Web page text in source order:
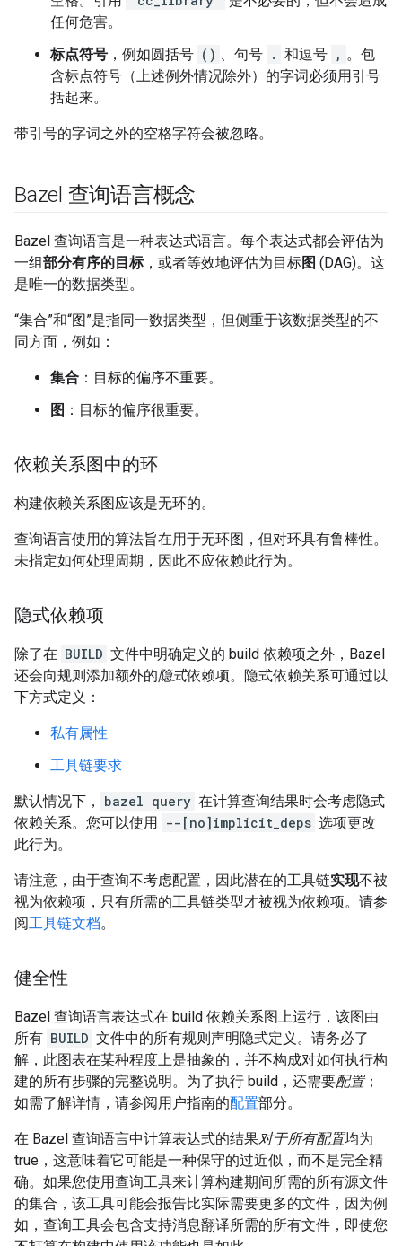
任何危害。
标点符号 ，例如圆括号 () 、句号 . 和逗号 , 。包
含标点符号（上述例外情况除外）的字词必须用引号
括起来。
带引号的字词之外的空格字符会被忽略。
Bazel 查询语言概念
Bazel 查询语言是一种表达式语言。每个表达式都会评估为
一组部分有序的目标，或者等效地评估为目标图 (DAG)。这
是唯一的数据类型。
“集合”和“图”是指同一数据类型，但侧重于该数据类型的不
同方面，例如：
集合 ：目标的偏序不重要。
图 ：目标的偏序很重要。
依赖关系图中的环
构建依赖关系图应该是无环的。
查询语言使用的算法旨在用于无环图，但对环具有鲁棒性。
未指定如何处理周期，因此不应依赖此行为。
隐式依赖项
除了在 BUILD 文件中明确定义的 build 依赖项之外，Bazel
还会向规则添加额外的隐式依赖项。隐式依赖关系可通过以
下方式定义：
私有属性
工具链要求
默认情况下， bazel query 在计算查询结果时会考虑隐式
依赖关系。您可以使用 --[no]implicit_deps 选项更改
此行为。
请注意，由于查询不考虑配置，因此潜在的工具链实现不被
视为依赖项，只有所需的工具链类型才被视为依赖项。请参
阅工具链文档。
健全性
Bazel 查询语言表达式在 build 依赖关系图上运行，该图由
所有 BUILD 文件中的所有规则声明隐式定义。请务必了
解，此图表在某种程度上是抽象的，并不构成对如何执行构
建的所有步骤的完整说明。为了执行 build，还需要配置；
如需了解详情，请参阅用户指南的配置部分。
在 Bazel 查询语言中计算表达式的结果对于所有配置均为
true，这意味着它可能是一种保守的过近似，而不是完全精
确。如果您使用查询工具来计算构建期间所需的所有源文件
的集合，该工具可能会报告比实际需要更多的文件，因为例
如，查询工具会包含支持消息翻译所需的所有文件，即使您